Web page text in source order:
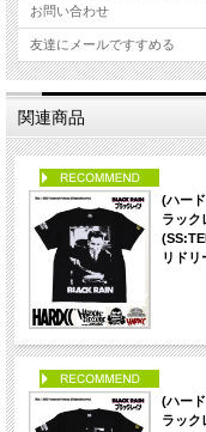
お問い合わせ
友達にメールですすめる
関連商品
(ハー
ラック
リドリ
(ハー
ラック